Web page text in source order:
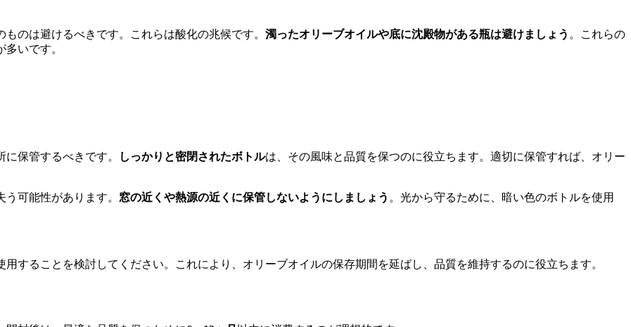
のは避けるべきです。これらは酸化の兆候です。 濁ったオリーブオイルや底に沈殿物がある瓶は避けましょう 。これらの
いです。
保管するべきです。 しっかりと密閉されたボトルは、その風味と品質を保つのに役立ちます。適切に保管すれば、オリー
可能性があります。 窓の近くや熱源の近くに保管しないようにしましょう 。光から守るために、暗い色のボトルを使用
することを検討してください。これにより、オリーブオイルの保存期間を延ばし、品質を維持するのに役立ちます。